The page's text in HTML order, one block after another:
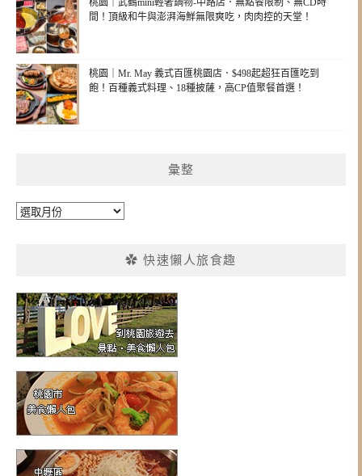
桃園｜武鶴mini輕奢鍋物-中路店．無點餐限制、無CD時
間！頂級和牛與澎湃海鮮無限爽吃，肉肉控的天堂！
桃園｜Mr. May 義式百匯桃園店．$498起超狂百匯吃到
飽！百種義式料理、18種披薩，高CP值聚餐首選！
彙整
彙
✿ 快速懶人旅食趣